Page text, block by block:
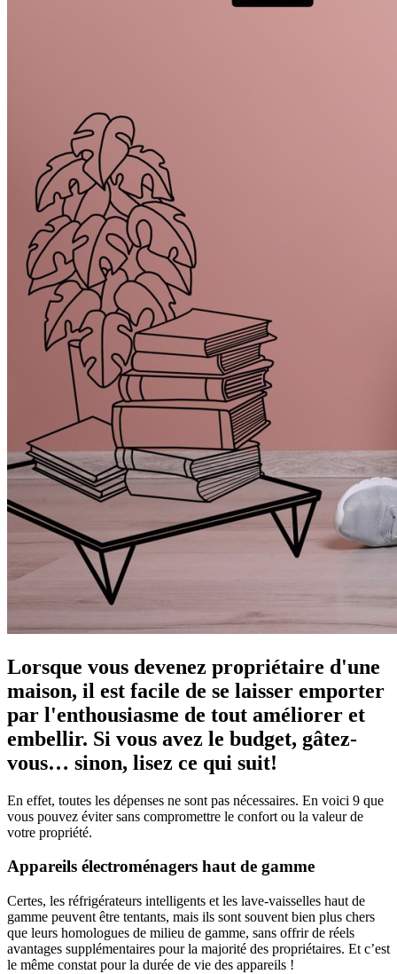
Lorsque vous devenez propriétaire d'une
maison, il est facile de se laisser emporter
par l'enthousiasme de tout améliorer et
embellir. Si vous avez le budget, gâtez-
vous… sinon, lisez ce qui suit!
En effet, toutes les dépenses ne sont pas nécessaires. En voici 9 que
vous pouvez éviter sans compromettre le confort ou la valeur de
votre propriété.
Appareils électroménagers haut de gamme
Certes, les réfrigérateurs intelligents et les lave-vaisselles haut de
gamme peuvent être tentants, mais ils sont souvent bien plus chers
que leurs homologues de milieu de gamme, sans offrir de réels
avantages supplémentaires pour la majorité des propriétaires. Et c’est
le même constat pour la durée de vie des appareils !